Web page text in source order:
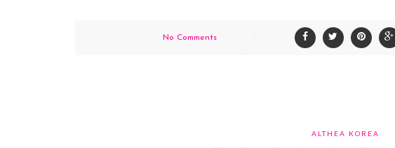
No Comments
ALTHEA KOREA